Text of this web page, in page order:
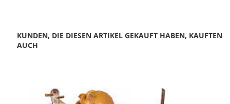
KUNDEN, DIE DIESEN ARTIKEL GEKAUFT HABEN, KAUFTEN
AUCH